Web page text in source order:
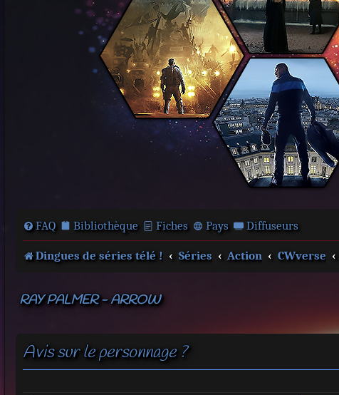
FAQ Bibliothèque Fiches Pays Diffuseurs
Dingues de séries télé ! Séries Action CWverse
RAY PALMER - ARROW
Avis sur le personnage ?